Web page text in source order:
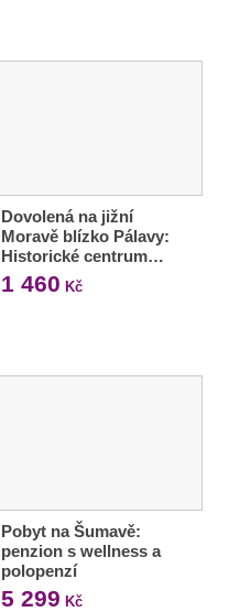
Dovolená na jižní
Moravě blízko Pálavy:
Historické centrum…
1 460 Kč
Pobyt na Šumavě:
penzion s wellness a
polopenzí
5 299 Kč